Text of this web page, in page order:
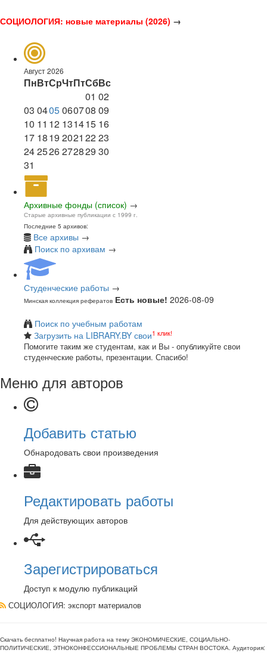
СОЦИОЛОГИЯ: новые материалы (2026) →
Август 2026
ПнВтСрЧтПтСбВс
01 02
03 0405060708 09
10 11 12 131415 16
17 1819 2021 2223
242526272829 30
31
Архивные фонды (список) →
Старые архивные публикации с 1999 г.
Последние 5 архивов:
Все архивы →
Поиск по архивам →
Студенческие работы →
Минская коллекция рефератов Есть новые! 2026-08-09
Поиск по учебным работам
Загрузить на LIBRARY.BY свои1 клик!
Помогите таким же студентам, как и Вы - опубликуйте свои
студенческие работы, презентации. Спасибо!
Меню для авторов
Добавить статью
Обнародовать свои произведения
Редактировать работы
Для действующих авторов
Зарегистрироваться
Доступ к модулю публикаций
СОЦИОЛОГИЯ: экспорт материалов
Скачать бесплатно! Научная работа на тему ЭКОНОМИЧЕСКИЕ, СОЦИАЛЬНО-
ПОЛИТИЧЕСКИЕ, ЭТНОКОНФЕССИОНАЛЬНЫЕ ПРОБЛЕМЫ СТРАН ВОСТОКА. Аудитория: